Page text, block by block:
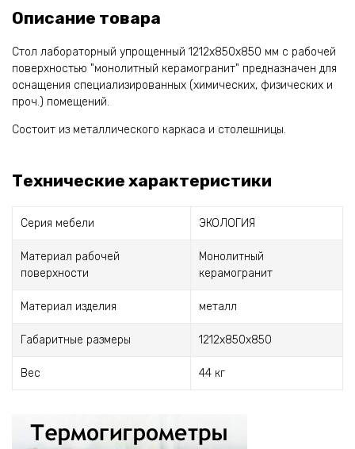
Описание товара
Стол лабораторный упрощенный 1212х850х850 мм с рабочей
поверхностью "монолитный керамогранит" предназначен для
оснащения специализированных (химических, физических и
проч.) помещений.
Состоит из металлического каркаса и столешницы.
Технические характеристики
Серия мебели ЭКОЛОГИЯ
Материал рабочей
поверхности
Монолитный
керамогранит
Материал изделия металл
Габаритные размеры 1212х850х850
Вес 44 кг